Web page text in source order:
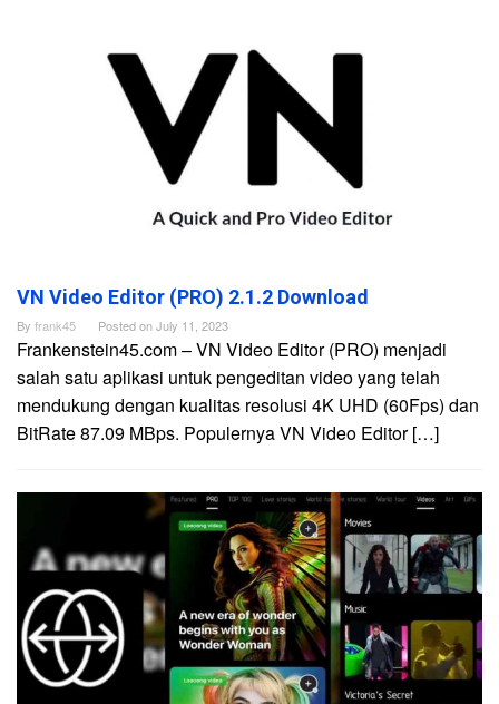
VN Video Editor (PRO) 2.1.2 Download
By frank45 Posted onJuly 11, 2023
Frankenstein45.com – VN Video Editor (PRO) menjadi
salah satu aplikasi untuk pengeditan video yang telah
mendukung dengan kualitas resolusi 4K UHD (60Fps) dan
BitRate 87.09 MBps. Populernya VN Video Editor […]